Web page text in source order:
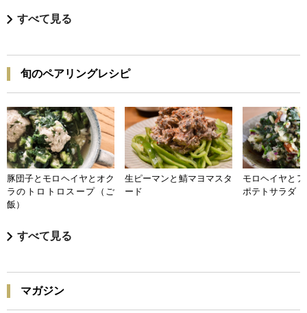
すべて見る
旬のペアリングレシピ
豚団子とモロヘイヤとオク
ラのトロトロスープ（ご
飯）
生ピーマンと鯖マヨマスタ
ード
モロヘイヤと
ポテトサラダ
すべて見る
マガジン